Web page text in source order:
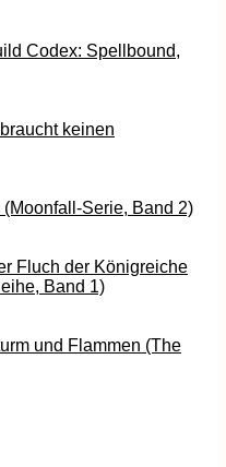
Codex: Spellbound,
keinen
Serie, Band 2)
Fluch der Königreiche
Band 1)
und Flammen (The